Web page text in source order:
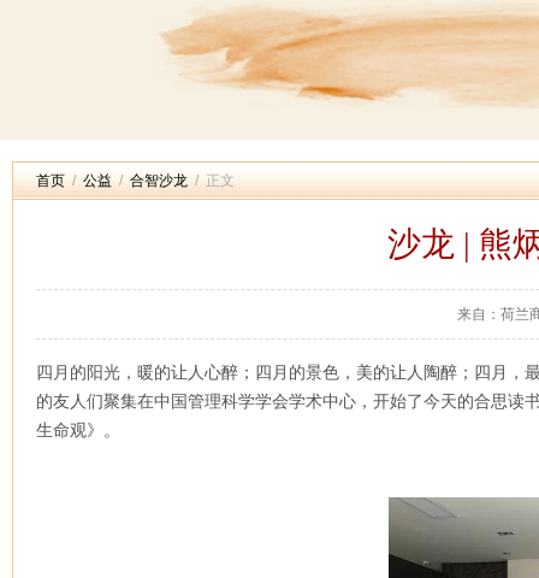
首页 / 公益 / 合智沙龙 / 正文
沙龙 | 熊
来自：荷兰
四月的阳光，暖的让人心醉；四月的景色，美的让人陶醉；四月
的友人们聚集在中国管理科学学会学术中心，开始了今天的合思读
生命观》。